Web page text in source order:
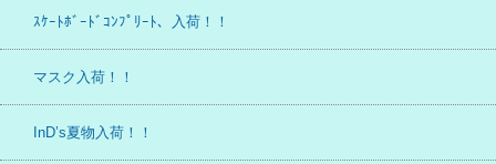
ｽｹｰﾄﾎﾞｰﾄﾞｺﾝﾌﾟﾘｰﾄ、入荷！！
マスク入荷！！
InD’s夏物入荷！！